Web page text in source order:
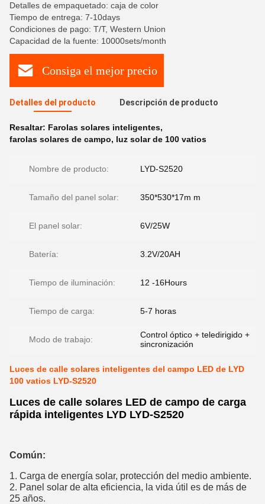
Detalles de empaquetado: caja de color
Tiempo de entrega: 7-10days
Condiciones de pago: T/T, Western Union
Capacidad de la fuente: 10000sets/month
Consiga el mejor precio
Detalles del producto Descripción de producto
Resaltar: Farolas solares inteligentes,
farolas solares de campo, luz solar de 100 vatios
Nombre de producto: LYD-S2520
Tamaño del panel solar: 350*530*17m m
El panel solar: 6V/25W
Batería: 3.2V/20AH
Tiempo de iluminación: 12 -16Hours
Tiempo de carga: 5-7 horas
Modo de trabajo:
Control óptico + teledirigido +
sincronización
Luces de calle solares inteligentes del campo LED de LYD
100 vatios LYD-S2520
Luces de calle solares LED de campo de carga
rápida inteligentes LYD LYD-S2520
Común:
1. Carga de energía solar, protección del medio ambiente.
2. Panel solar de alta eficiencia, la vida útil es de más de
25 años.